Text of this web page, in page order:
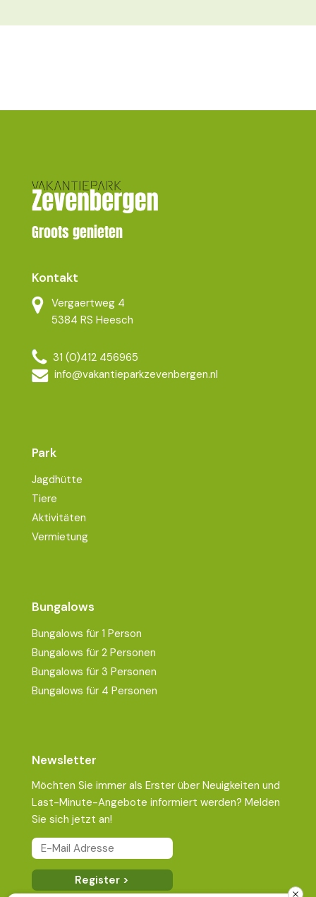
Groots genieten
Kontakt
Vergaertweg 4
5384 RS Heesch
31 (0)412 456965
info@vakantieparkzevenbergen.nl
Park
Jagdhütte
Tiere
Aktivitäten
Vermietung
Bungalows
Bungalows für 1 Person
Bungalows für 2 Personen
Bungalows für 3 Personen
Bungalows für 4 Personen
Newsletter
Möchten Sie immer als Erster über Neuigkeiten und
Last-Minute-Angebote informiert werden? Melden
Sie sich jetzt an!